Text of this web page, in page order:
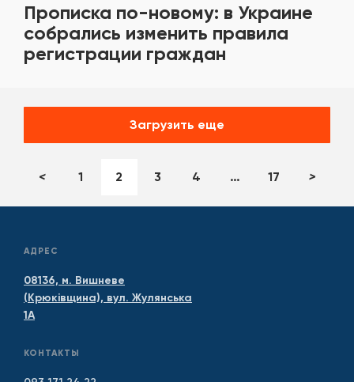
Прописка по-новому: в Украине
собрались изменить правила
регистрации граждан
Загрузить еще
< 1 2 3 4 … 17 >
АДРЕС
08136, м. Вишневе
(Крюківщина), вул. Жулянська
1А
КОНТАКТЫ